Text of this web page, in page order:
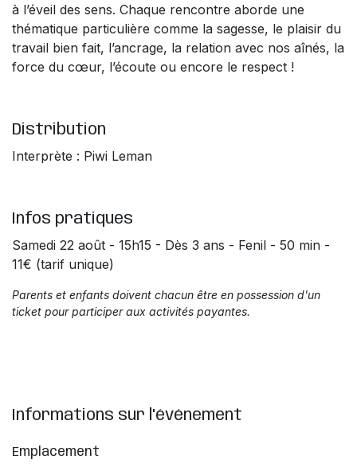
à l’éveil des sens. Chaque rencontre aborde une
thématique particulière comme la sagesse, le plaisir du
travail bien fait, l’ancrage, la relation avec nos aînés, la
force du cœur, l’écoute ou encore le respect !
Distribution
Interprète : Piwi Leman
Infos pratiques
Samedi 22 août - 15h15 - Dès 3 ans - Fenil - 50 min -
11€ (tarif unique)
Parents et enfants doivent chacun être en possession d'un
ticket pour participer aux activités payantes.
Informations sur l'événement
Emplacement